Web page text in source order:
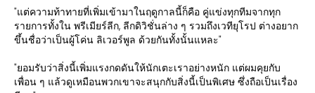
"แต่ความท้าทายที่เพิ่มเข้ามาในฤดูกาลนี้ก็คือ คู่แข่งทุกทีมจากทุก
รายการทั้งใน พรีเมียร์ลีก, ลีกดิวิชั่นล่าง ๆ รวมถึงเวทียุโรป ต่างอยาก
ขึ้นชื่อว่าเป็นผู้โค่น ลิเวอร์พูล ด้วยกันทั้งนั้นแหละ"
"ยอมรับว่าสิ่งนี้เพิ่มแรงกดดันให้นักเตะเราอย่างหนัก แต่ผมคุยกับ
เพื่อน ๆ แล้วดูเหมือนพวกเขาจะสนุกกับสิ่งนี้เป็นพิเศษ ซึ่งถือเป็นเรื่อง